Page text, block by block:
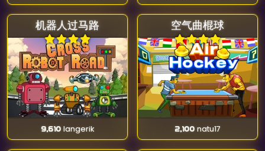
机器人过马路
9,610 langerik
空气曲棍球
2,100 natu17